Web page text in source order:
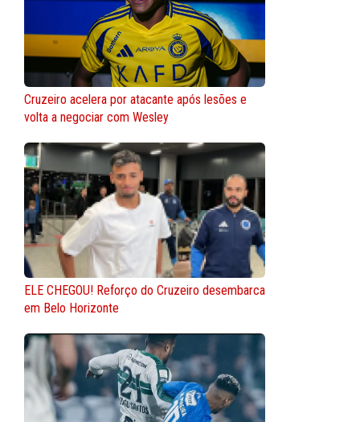
Cruzeiro acelera por atacante após lesões e
volta a negociar com Wesley
ELE CHEGOU! Reforço do Cruzeiro desembarca
em Belo Horizonte